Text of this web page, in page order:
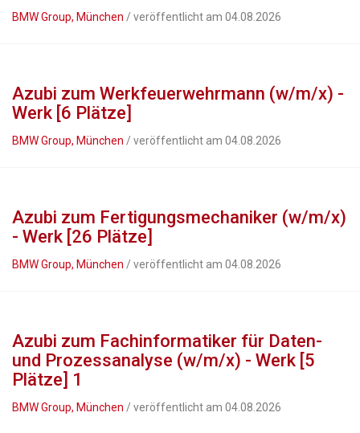
BMW Group, München / veröffentlicht am 04.08.2026
Azubi zum Werkfeuerwehrmann (w/m/x) -
Werk [6 Plätze]
BMW Group, München / veröffentlicht am 04.08.2026
Azubi zum Fertigungsmechaniker (w/m/x)
- Werk [26 Plätze]
BMW Group, München / veröffentlicht am 04.08.2026
Azubi zum Fachinformatiker für Daten-
und Prozessanalyse (w/m/x) - Werk [5
Plätze] 1
BMW Group, München / veröffentlicht am 04.08.2026